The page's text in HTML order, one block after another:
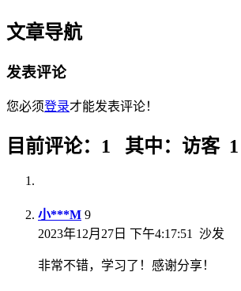
文章导航
发表评论
您必须登录才能发表评论！
目前评论：1 其中：访客
小***M 9
2023年12月27日 下午4:17:51
沙发
非常不错，学习了！感谢分享！